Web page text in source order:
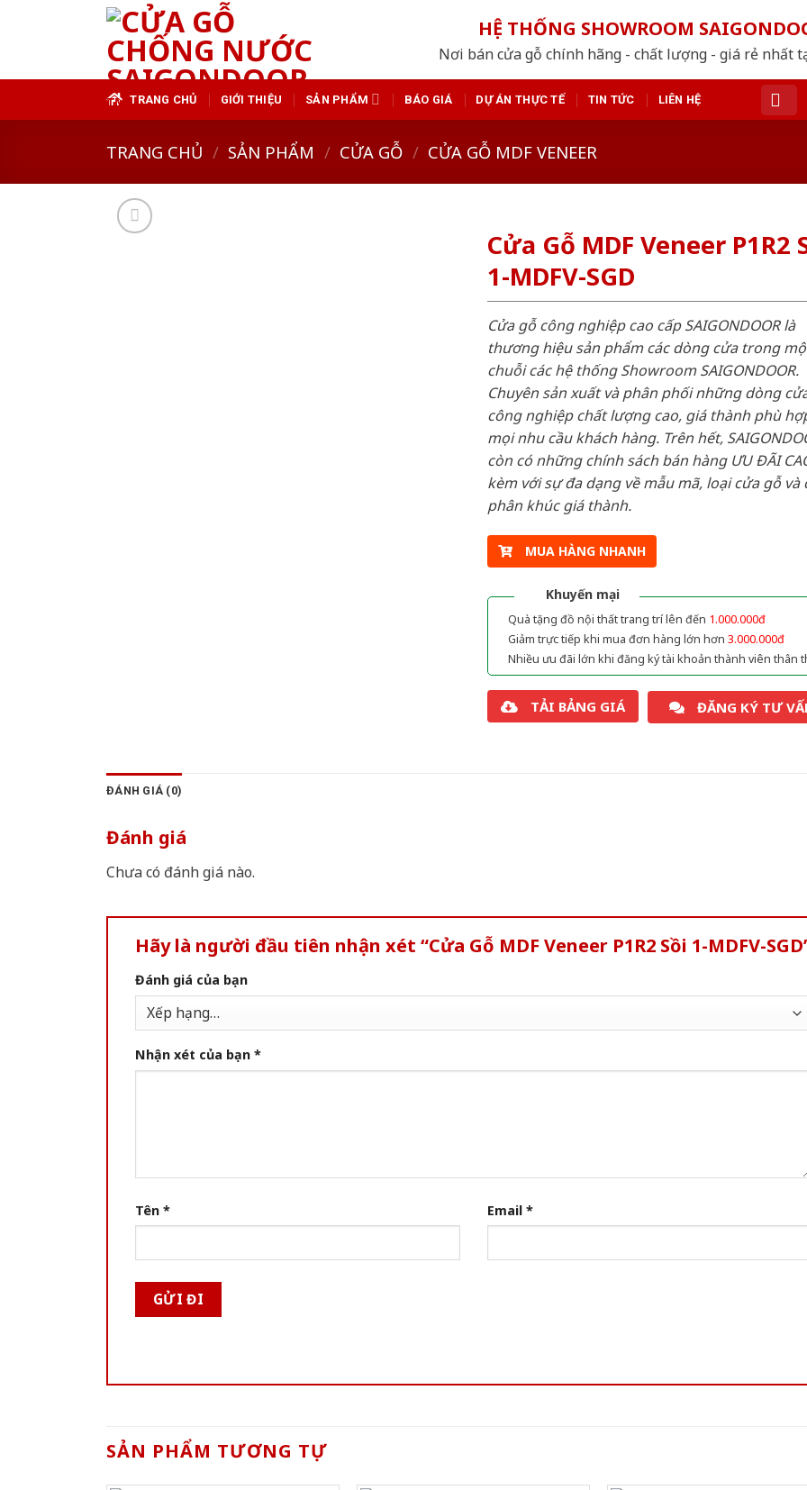
HỆ THỐNG SHOWROOM
Nơi bán cửa gỗ chính hãng - chất lượng - giá rẻ nhất
TRANG CHỦ GIỚI THIỆU SẢN PHẨM BÁO GIÁ DỰ ÁN THỰC TẾ TIN TỨC LIÊN HỆ
TRANG CHỦ / SẢN PHẨM / CỬA GỖ / CỬA GỖ MDF VENEER
Cửa Gỗ MDF Veneer P1R2
1-MDFV-SGD
Cửa gỗ công nghiệp cao cấp SAIGONDOOR là
thương hiệu sản phẩm các dòng cửa trong
chuỗi các hệ thống Showroom SAIGONDOOR.
Chuyên sản xuất và phân phối những dòng
công nghiệp chất lượng cao, giá thành phù
mọi nhu cầu khách hàng. Trên hết,
còn có những chính sách bán hàng ƯU ĐÃI
kèm với sự đa dạng về mẫu mã, loại cửa gỗ và
phân khúc giá thành.
MUA HÀNG NHANH
Khuyến mại
Quà tặng đồ nội thất trang trí lên đến 1.000.000đ
Giảm trực tiếp khi mua đơn hàng lớn hơn 3.000.000đ
Nhiều ưu đãi lớn khi đăng ký tài khoản thành viên thân
TẢI BẢNG GIÁ ĐĂNG KÝ TƯ
ĐÁNH GIÁ (0)
Đánh giá
Chưa có đánh giá nào.
Hãy là người đầu tiên nhận xét “Cửa Gỗ MDF Veneer P1R2 Sồi 1-MDFV-
Đánh giá của bạn
Nhận xét của bạn *
Tên * Email *
SẢN PHẨM TƯƠNG TỰ